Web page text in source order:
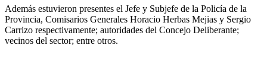
Además estuvieron presentes el Jefe y Subjefe de la Policía de la
Provincia, Comisarios Generales Horacio Herbas Mejias y Sergio
Carrizo respectivamente; autoridades del Concejo Deliberante;
vecinos del sector; entre otros.